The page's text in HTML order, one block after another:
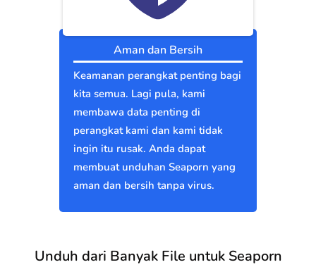
Aman dan Bersih
Keamanan perangkat penting bagi
kita semua. Lagi pula, kami
membawa data penting di
perangkat kami dan kami tidak
ingin itu rusak. Anda dapat
membuat unduhan Seaporn yang
aman dan bersih tanpa virus.
Unduh dari Banyak File untuk Seaporn